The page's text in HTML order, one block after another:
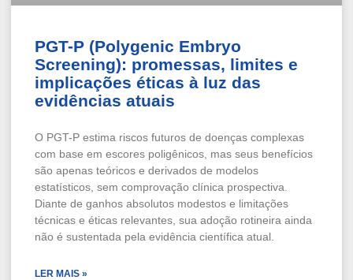
PGT-P (Polygenic Embryo
Screening): promessas, limites e
implicações éticas à luz das
evidências atuais
O PGT-P estima riscos futuros de doenças complexas
com base em escores poligênicos, mas seus benefícios
são apenas teóricos e derivados de modelos
estatísticos, sem comprovação clínica prospectiva.
Diante de ganhos absolutos modestos e limitações
técnicas e éticas relevantes, sua adoção rotineira ainda
não é sustentada pela evidência científica atual.
LER MAIS »